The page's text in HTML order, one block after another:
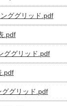
ググリッド.pdf
.pdf
ググリッド.pdf
.pdf
ググリッド.pdf